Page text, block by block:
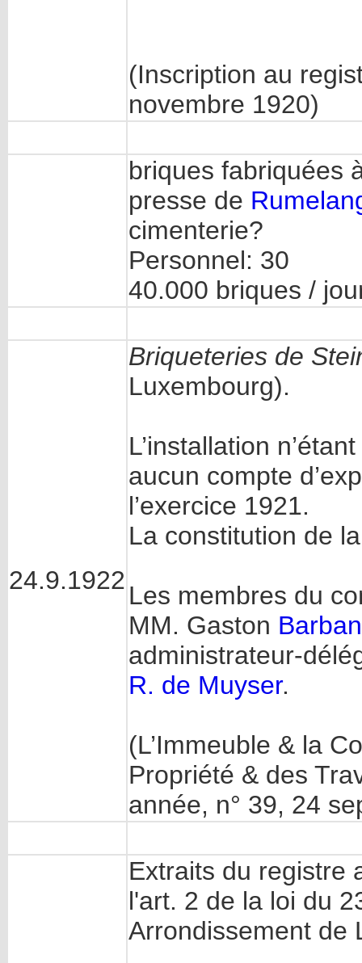
(Inscription au
novembre 1920)
briques fabriquées
presse de
cimenterie?
Personnel: 30
40.000 briques /
24.9.1922
Briqueteries de
Luxembourg).
L’installation
aucun compte
l’exercice 1921.
La constitution de
Les membres du
MM. Gaston
administrateur-
R. de Muyser.
(L’Immeuble & la
Propriété & des
année, n° 39, 24
Extraits du registre
l'art. 2 de la loi du
Arrondissement de